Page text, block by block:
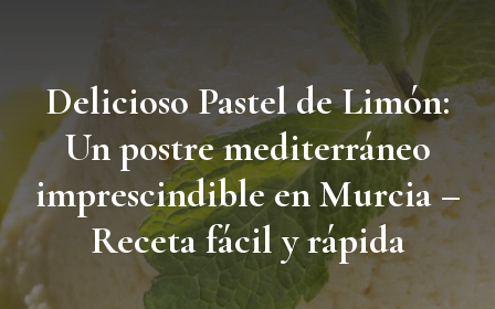
Delicioso Pastel de Limón:
Un postre mediterráneo
imprescindible en Murcia –
Receta fácil y rápida